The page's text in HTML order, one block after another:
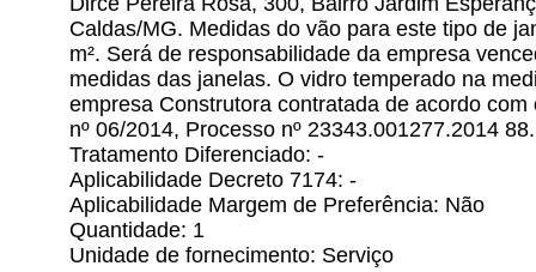
Caldas/MG. Medidas do vão para este tipo de
m². Será de responsabilidade da empresa
medidas das janelas. O vidro temperado na
empresa Construtora contratada de acordo
nº 06/2014, Processo nº 23343.001277.2014
Tratamento Diferenciado: -
Aplicabilidade Decreto 7174: -
Aplicabilidade Margem de Preferência: Não
Quantidade: 1
Unidade de fornecimento: Serviço